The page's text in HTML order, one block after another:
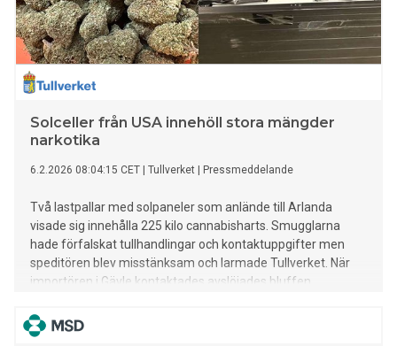
Solceller från USA innehöll stora mängder
narkotika
6.2.2026 08:04:15 CET Tullverket Pressmeddelande
Två lastpallar med solpaneler som anlände till Arlanda
visade sig innehålla 225 kilo cannabisharts. Smugglarna
hade förfalskat tullhandlingar och kontaktuppgifter men
speditören blev misstänksam och larmade Tullverket. När
importören i Gävle kontaktades avslöjades bluffen.
uppgivna mottagaren var inte anställd på elfirman. Nu åtalas
tre personer för grov narkotikasmuggling.